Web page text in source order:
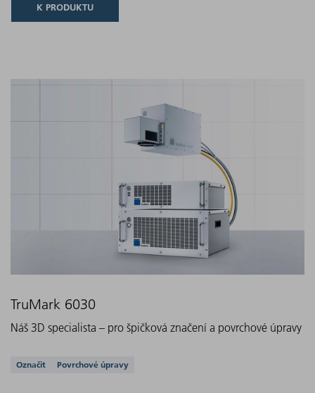
K PRODUKTU
TruMark 6030
Náš 3D specialista – pro špičková značení a povrchové úpravy
Podporovaná řešení
Označit Povrchové úpravy